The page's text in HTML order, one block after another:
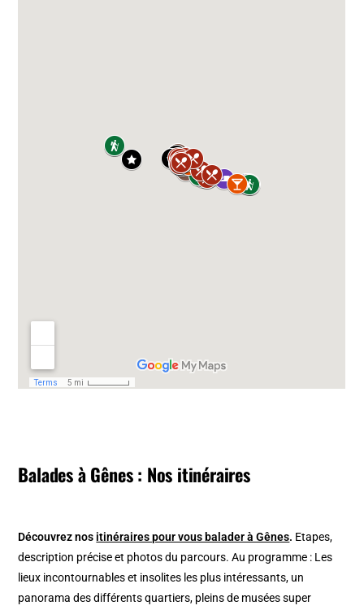
Balades à Gênes : Nos itinéraires
Découvrez nos itinéraires pour vous balader à Gênes. Etapes,
description précise et photos du parcours. Au programme : Les
lieux incontournables et insolites les plus intéressants, un
panorama des différents quartiers, pleins de musées super